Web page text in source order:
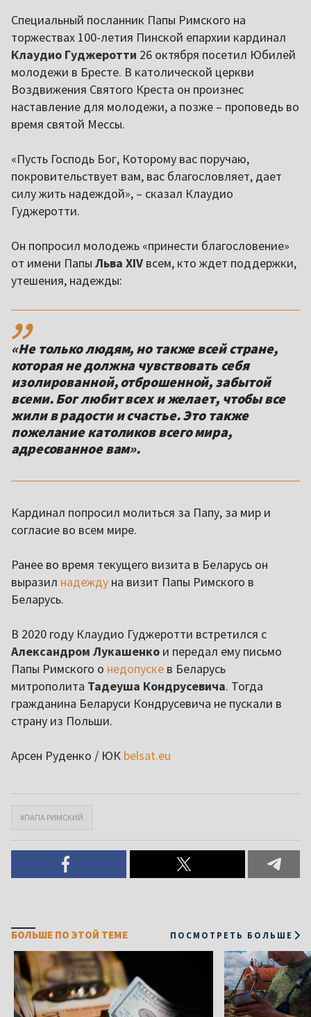
Специальный посланник Папы Римского на
торжествах 100-летия Пинской епархии кардинал
Клаудио Гуджеротти 26 октября посетил Юбилей
молодежи в Бресте. В католической церкви
Воздвижения Святого Креста он произнес
наставление для молодежи, а позже – проповедь во
время святой Мессы.
«Пусть Господь Бог, Которому вас поручаю,
покровительствует вам, вас благословляет, дает
силу жить надеждой», – сказал Клаудио
Гуджеротти.
Он попросил молодежь «принести благословение»
от имени Папы Льва XIV всем, кто ждет поддержки,
утешения, надежды:
,,
«Не только людям, но также всей стране,
которая не должна чувствовать себя
изолированной, отброшенной, забытой
всеми. Бог любит всех и желает, чтобы все
жили в радости и счастье. Это также
пожелание католиков всего мира,
адресованное вам».
Кардинал попросил молиться за Папу, за мир и
согласие во всем мире.
Ранее во время текущего визита в Беларусь он
выразил надежду на визит Папы Римского в
Беларусь.
В 2020 году Клаудио Гуджеротти встретился с
Александром Лукашенко и передал ему письмо
Папы Римского о недопуске в Беларусь
митрополита Тадеуша Кондрусевича. Тогда
гражданина Беларуси Кондрусевича не пускали в
страну из Польши.
Арсен Руденко / ЮК belsat.eu
#ПАПА РИМСКИЙ
БОЛЬШЕ ПО ЭТОЙ ТЕМЕ ПОСМОТРЕТЬ БОЛЬШЕ